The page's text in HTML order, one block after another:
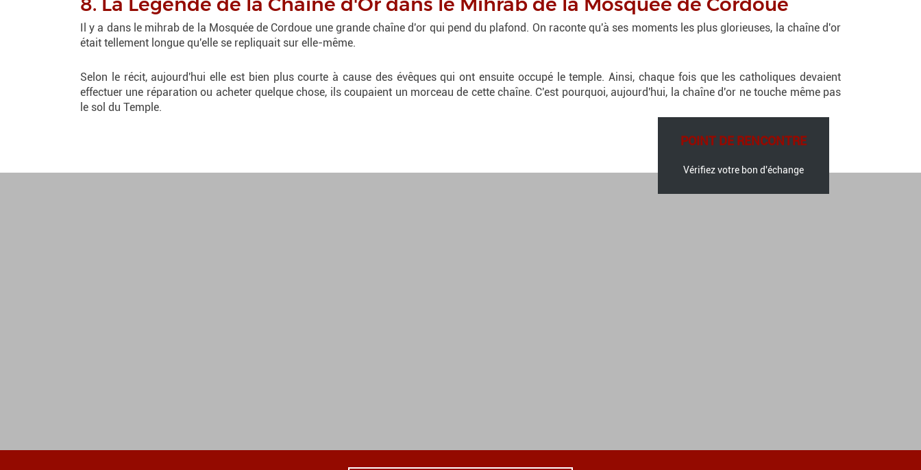
Il y a dans le mihrab de la Mosquée de Cordoue une grande chaîne d'or qui pend du plafond. On raconte qu'à ses moments les plus glorieuses, la chaîne d'or
était tellement longue qu'elle se repliquait sur elle-même.
Selon le récit, aujourd'hui elle est bien plus courte à cause des évêques qui ont ensuite occupé le temple. Ainsi, chaque fois que les catholiques devaient
effectuer une réparation ou acheter quelque chose, ils coupaient un morceau de cette chaîne. C'est pourquoi, aujourd'hui, la chaîne d'or ne touche même pas
le sol du Temple.
POINT DE RENCONTRE
Vérifiez votre bon d'échange